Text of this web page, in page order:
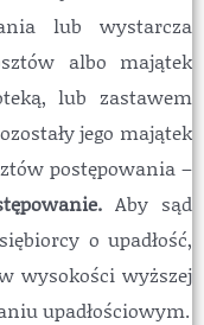
lub wystarcza
albo majątek
lub zastawem
jego majątek
postępowania –
Aby sąd
o upadłość,
wysokości wyższej
upadłościowym.